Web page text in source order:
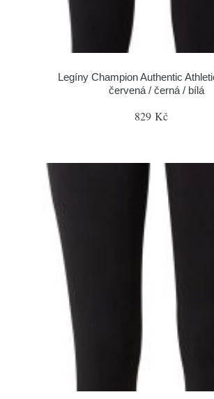
Legíny Champion Authentic
červená / černá / bílá
829 Kč